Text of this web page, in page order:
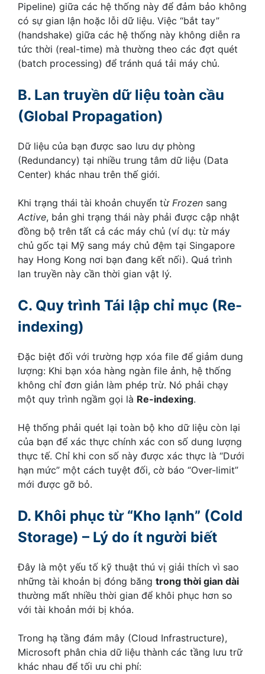
Pipeline) giữa các hệ thống này để đảm bảo không
có sự gian lận hoặc lỗi dữ liệu. Việc “bắt tay”
(handshake) giữa các hệ thống này không diễn ra
tức thời (real-time) mà thường theo các đợt quét
(batch processing) để tránh quá tải máy chủ.
B. Lan truyền dữ liệu toàn cầu
(Global Propagation)
Dữ liệu của bạn được sao lưu dự phòng
(Redundancy) tại nhiều trung tâm dữ liệu (Data
Center) khác nhau trên thế giới.
Khi trạng thái tài khoản chuyển từ Frozen sang
Active, bản ghi trạng thái này phải được cập nhật
đồng bộ trên tất cả các máy chủ (ví dụ: từ máy
chủ gốc tại Mỹ sang máy chủ đệm tại Singapore
hay Hong Kong nơi bạn đang kết nối). Quá trình
lan truyền này cần thời gian vật lý.
C. Quy trình Tái lập chỉ mục (Re-
indexing)
Đặc biệt đối với trường hợp xóa file để giảm dung
lượng: Khi bạn xóa hàng ngàn file ảnh, hệ thống
không chỉ đơn giản làm phép trừ. Nó phải chạy
một quy trình ngầm gọi là Re-indexing.
Hệ thống phải quét lại toàn bộ kho dữ liệu còn lại
của bạn để xác thực chính xác con số dung lượng
thực tế. Chỉ khi con số này được xác thực là “Dưới
hạn mức” một cách tuyệt đối, cờ báo “Over-limit”
mới được gỡ bỏ.
D. Khôi phục từ “Kho lạnh” (Cold
Storage) – Lý do ít người biết
Đây là một yếu tố kỹ thuật thú vị giải thích vì sao
những tài khoản bị đóng băng trong thời gian dài
thường mất nhiều thời gian để khôi phục hơn so
với tài khoản mới bị khóa.
Trong hạ tầng đám mây (Cloud Infrastructure),
Microsoft phân chia dữ liệu thành các tầng lưu trữ
khác nhau để tối ưu chi phí: